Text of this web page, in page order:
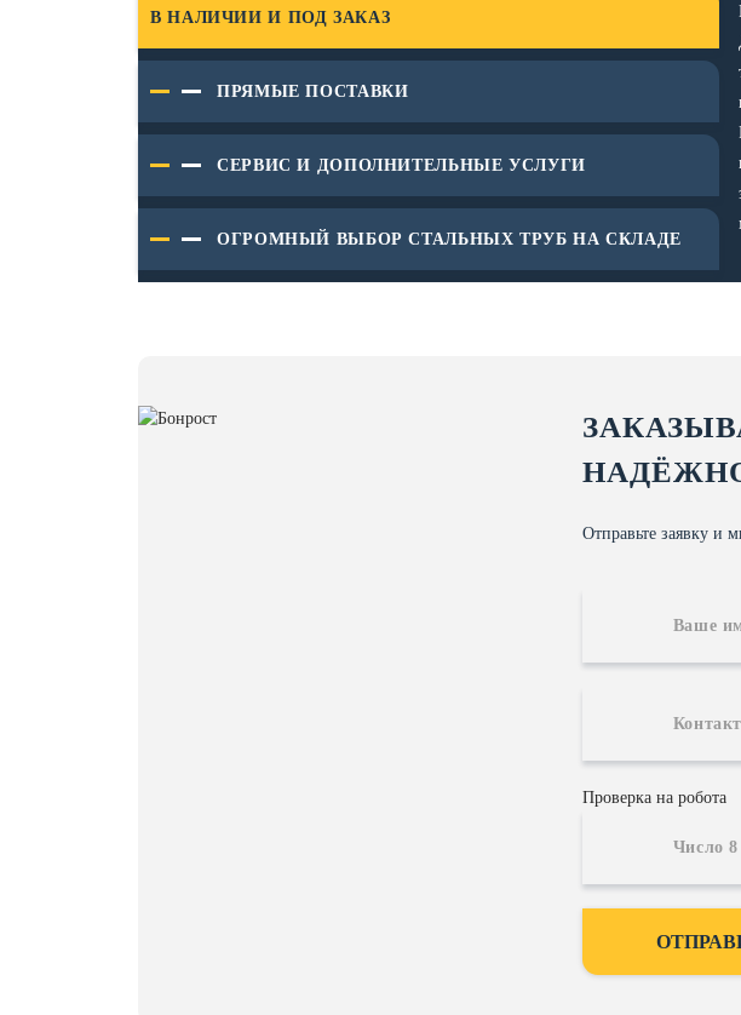
В НАЛИЧИИ И ПОД ЗАКАЗ
ПРЯМЫЕ ПОСТАВКИ
СЕРВИС И ДОПОЛНИТЕЛЬНЫЕ УСЛУГИ
ОГРОМНЫЙ ВЫБОР СТАЛЬНЫХ ТРУБ НА СКЛАДЕ
Отправьте заявку и
Проверка на робота